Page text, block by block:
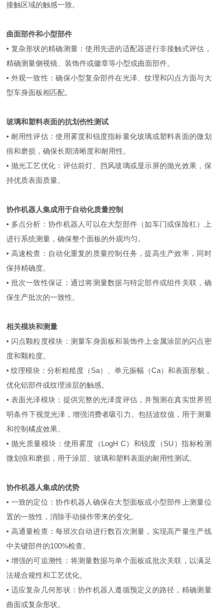
接触区域的触感一致。
曲面部件和小型部件
• 复杂形状的精确测量：使用先进的适配器进行非接触式评估，
精确测量侧视镜、装饰件或徽章等小型或曲面部件。
• 外观一致性：确保小型复杂部件在光泽、纹理和闪点方面与大
型车身面板相匹配。
玻璃和塑料表面的抗划伤性测试
• 耐用性评估：使用雾度和锐度指标量化玻璃或塑料表面的微划
痕和磨损，确保长期清晰度和耐用性。
• 抛光工艺优化：评估前灯、挡风玻璃或显示屏的抛光效果，保
持优质表面质量。
协作机器人集成用于自动化质量控制
• 多点分析：协作机器人可以在大型部件（如车门或保险杠）上
进行系统测量，确保整个面板的外观均匀。
• 高速检查：自动化重复的质量控制任务，提高生产效率，同时
保持精确度。
• 批次一致性保证：通过将测量数据与特定部件或组件关联，确
保生产批次的一致性。
相关模块和测量
• 闪点颗粒度模块：测量车身面板和装饰件上金属涂层的闪点密
度和颗粒度。
• 纹理模块：分析粗糙度（Sa）、单元振幅（Ca）和表面形貌，
优化铝部件或纹理涂层的触感。
• 表面光泽模块：提供完整的光泽度评估，并预测在真实世界照
明条件下视觉光泽，增强消费者吸引力。包括波纹值，用于测量
和控制橘皮效果。
• 抛光质量模块：使用雾度（LogH C）和锐度（SU）指标检测
微划痕和磨损，用于涂层、玻璃和塑料表面的耐用性测试。
协作机器人集成的优势
• 一致的定位：协作机器人确保在大型面板或小型部件上测量位
置的一致性，消除手动操作带来的变化。
• 高通量检查：每班次自动进行数百次测量，实现高产量生产线
中关键部件的100%检查。
• 增强的可追溯性：将测量数据与单个面板或批次关联，以满足
法规合规性和工艺优化。
• 适应复杂几何形状：协作机器人遵循预定义的路径，精确测量
曲面或复杂形状。